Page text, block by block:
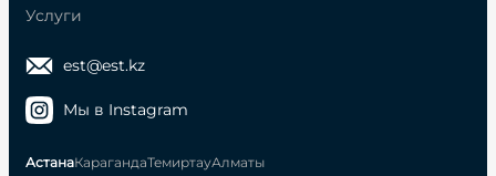
Услуги
est@est.kz
Мы в Instagram
АстанаКарагандаТемиртауАлматы